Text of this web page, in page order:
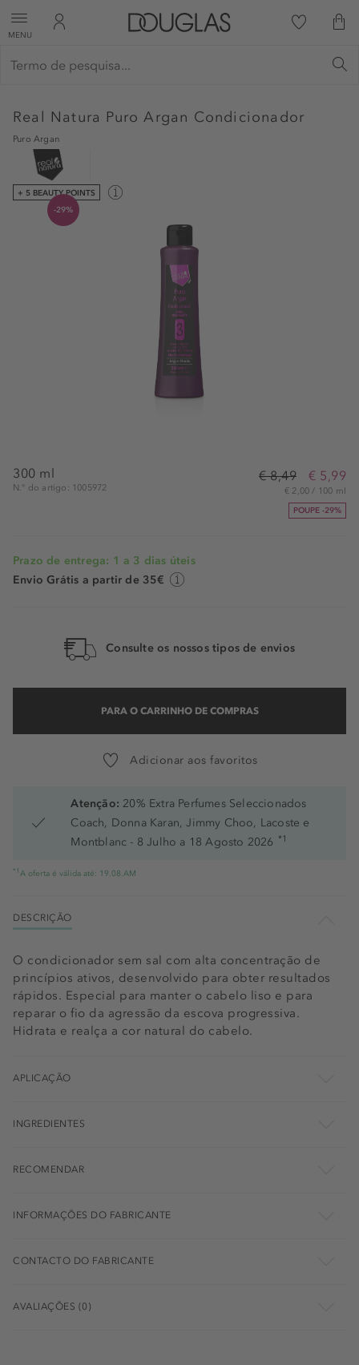
MENU
Real Natura Puro Argan Condicionador
Puro Argan
+ 5 BEAUTY POINTS
-29%
300 ml
N.° do artigo: 1005972
€ 8,49 € 5,99
€ 2,00 / 100 ml
POUPE -29%
Prazo de entrega: 1 a 3 dias úteis
Envio Grátis a partir de 35€
Consulte os nossos tipos de envios
PARA O CARRINHO DE COMPRAS
Adicionar aos favoritos
Atenção: 20% Extra Perfumes Seleccionados
Coach, Donna Karan, Jimmy Choo, Lacoste e
Montblanc - 8 Julho a 18 Agosto 2026 *1
*1 A oferta é válida até: 19.08.AM
DESCRIÇÃO
O condicionador sem sal com alta concentração de
princípios ativos, desenvolvido para obter resultados
rápidos. Especial para manter o cabelo liso e para
reparar o fio da agressão da escova progressiva.
Hidrata e realça a cor natural do cabelo.
APLICAÇÃO
INGREDIENTES
RECOMENDAR
INFORMAÇÕES DO FABRICANTE
CONTACTO DO FABRICANTE
AVALIAÇÕES (0)